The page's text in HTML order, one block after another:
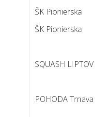
ŠK Pionierska
ŠK Pionierska
SQUASH LIPTOV
POHODA Trnava